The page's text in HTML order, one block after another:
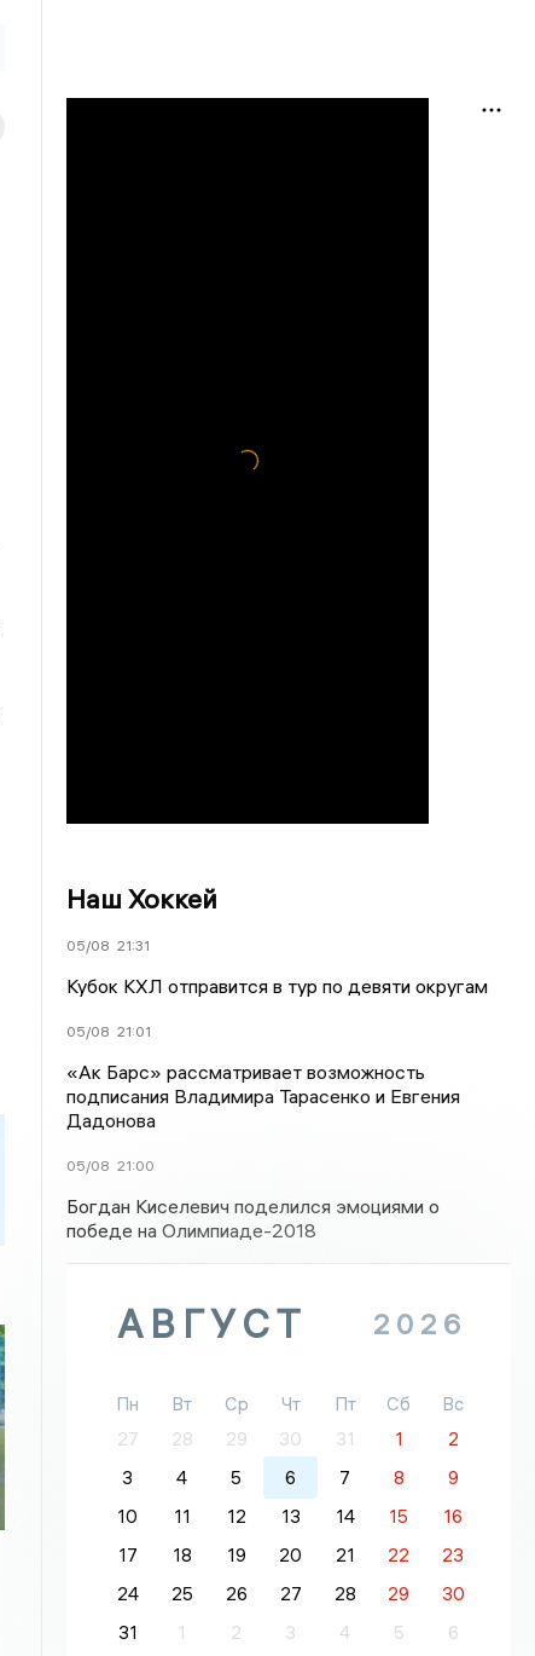
Наш Хоккей
05/08 21:31
Кубок КХЛ отправится в тур по девяти округам
05/08 21:01
«Ак Барс» рассматривает возможность
подписания Владимира Тарасенко и Евгения
Дадонова
05/08 21:00
Богдан Киселевич поделился эмоциями о
победе на Олимпиаде-2018
АВГУСТ 2026
Пн Вт Ср Чт Пт Сб
Вс
27
28 29 30 31 1
2
3
4 5 6 7 8
9
10
11 12 13 14 15
16
17
18 19 20 21 22
23
24
25 26 27 28 29
30
31
1 2 3 4 5 6